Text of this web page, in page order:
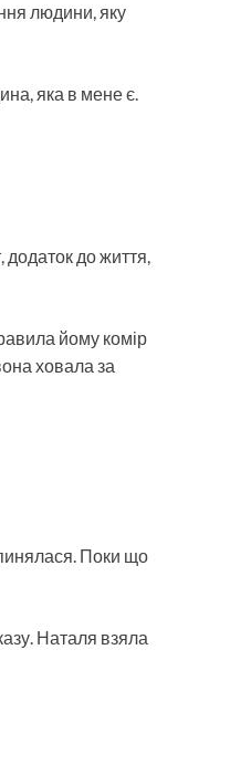
людини, яку
яка в мене є.
додаток до життя,
йому комір
ховала за
Поки що
Наталя взяла